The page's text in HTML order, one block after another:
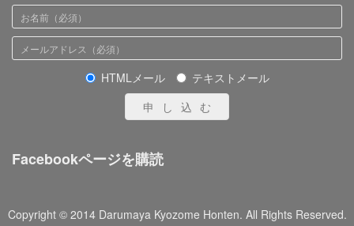
HTMLメール
テキストメール
申し込む
Facebookページを購読
Copyright © 2014 Darumaya Kyozome Honten. All Rights Reserved.